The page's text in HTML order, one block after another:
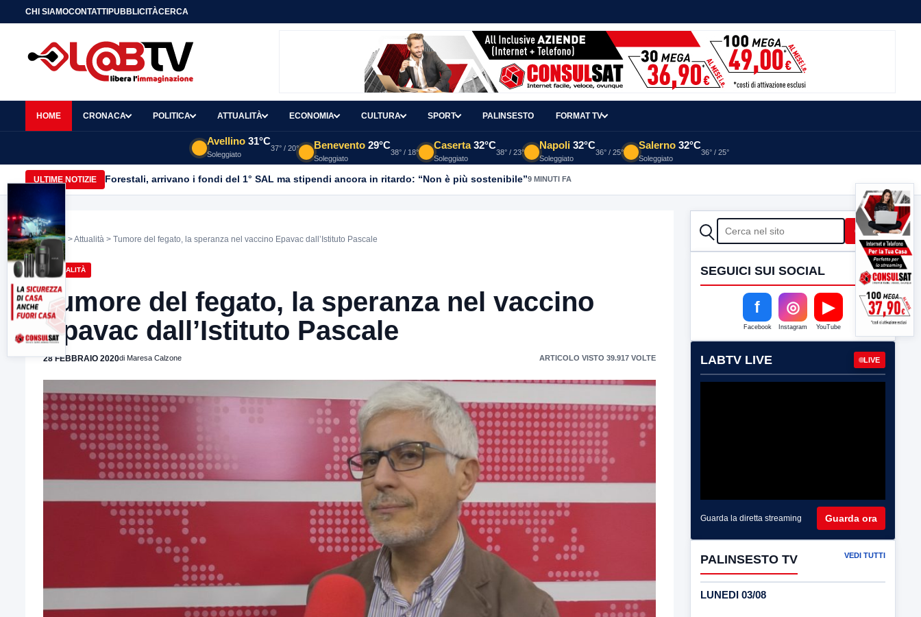
CHI SIAMOCONTATTIPUBBLICITÀCERCA
HOME CRONACA POLITICA ATTUALITÀ ECONOMIA CULTURA SPORT PALINSESTO FORMAT TV
Avellino 31°C
Soleggiato
37° / 20° Benevento 29°C
Soleggiato
38° / 18°
Caserta 32°C
Soleggiato
38° / 23°
Napoli 32°C
Soleggiato
36° / 25°
Salerno 32°C
Soleggiato
36° / 25°
ULTIME NOTIZIE Forestali, arrivano i fondi del 1° SAL ma stipendi ancora in ritardo: “Non è più sostenibile”9 MINUTI FA
Home >Attualità > Tumore del fegato, la speranza nel vaccino Epavac dall’Istituto Pascale
ATTUALITÀ
Tumore del fegato, la speranza nel vaccino
Epavac dall’Istituto Pascale
28 FEBBRAIO 2020di Maresa Calzone ARTICOLO VISTO 39.917 VOLTE
CERCA Cerca
SEGUICI SUI SOCIAL
f
Facebook
◎
Instagram
▶
YouTube
LABTV LIVE LIVE
Guarda la diretta streaming Guarda ora
PALINSESTO TV VEDI TUTTI
LUNEDI 03/08